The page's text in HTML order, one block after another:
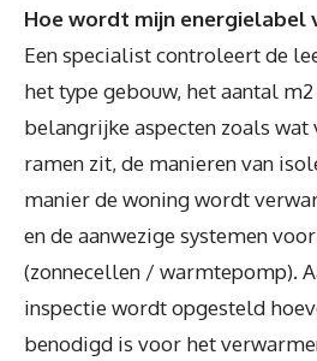
Hoe wordt mijn energielabel
Een specialist controleert de
het type gebouw, het aantal
belangrijke aspecten zoals wat
ramen zit, de manieren van
manier de woning wordt
en de aanwezige systemen
(zonnecellen / warmtepomp).
inspectie wordt opgesteld
benodigd is voor het